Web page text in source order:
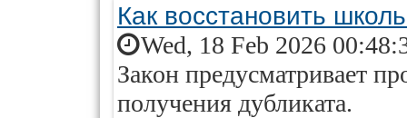
Как восстановить
Wed, 18 Feb 2026
Закон предусматривает
получения дубликата.